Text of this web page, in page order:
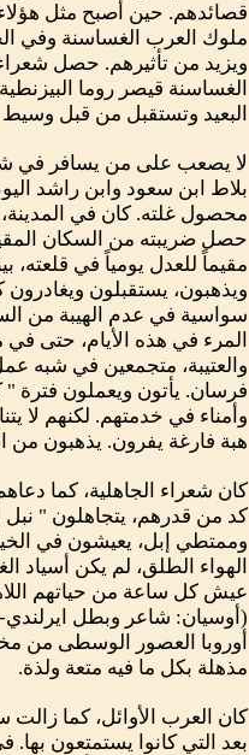
قصائدهم. حين أصبح مثل
ملوك العرب الغساسنة وفي
ويزيد من تأثيرهم. حصل شعراء
الغساسنة قيصر روما
البعيد وتستقبل من قبل
لا يصعب على من يسافر في
بلاط ابن سعود وابن راشد
محصول غلته. كان في
حصل ضريبته من السكان
مقيماً للعدل يومياً في قلعته،
ويذهبون، يستقبلون
سواسية في عدم الهيبة من
المرء في هذه الأيام، حتى
والعتيبة، متجمعين في شبه
فرسان. يأتون ويعملون فترة "
وأمناء في خدمتهم. لكنهم لا
هبة فارغة يفرون. يذهبون من
كان شعراء الجاهلية، كما
كد من قدرهم، يتجاهلون " نبل
وممتطي إبل، يعيشون في
الهواء الطلق، لم يكن أسياد
عيش كل ساعة من حياتهم
(أوسيان: شاعر وبطل
أوروبا العصور الوسطى من
مذهلة بكل ما فيه متعة ولذة.
كان العرب الأوائل، كما زالت
بعد التي كانوا يستمتعون